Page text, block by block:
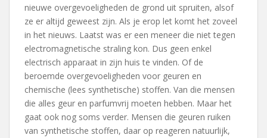
nieuwe overgevoeligheden de grond uit spruiten, alsof
ze er altijd geweest zijn. Als je erop let komt het zoveel
in het nieuws. Laatst was er een meneer die niet tegen
electromagnetische straling kon. Dus geen enkel
electrisch apparaat in zijn huis te vinden. Of de
beroemde overgevoeligheden voor geuren en
chemische (lees synthetische) stoffen. Van die mensen
die alles geur en parfumvrij moeten hebben. Maar het
gaat ook nog soms verder. Mensen die geuren ruiken
van synthetische stoffen, daar op reageren natuurlijk,